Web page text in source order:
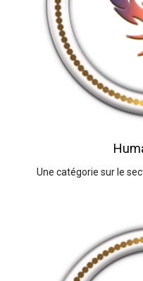
Une catégorie sur le